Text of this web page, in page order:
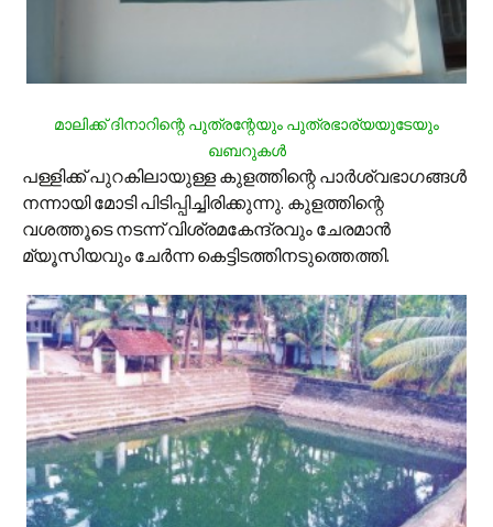
മാലിക്ക് ദിനാറിന്റെ പുത്രന്റേയും പുത്രഭാര്യയുടേയും
ഖബറുകള്‍
പള്ളിക്ക് പുറകിലായുള്ള കുളത്തിന്റെ പാര്‍ശ്വഭാഗങ്ങള്‍
നന്നായി മോടി പിടിപ്പിച്ചിരിക്കുന്നു. കുളത്തിന്റെ
വശത്തൂടെ നടന്ന് വിശ്രമകേന്ദ്രവും ചേരമാന്‍
മ്യൂസിയവും ചേര്‍ന്ന കെട്ടിടത്തിനടുത്തെത്തി.